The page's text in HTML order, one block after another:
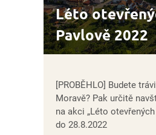
Léto
Pavlově 2022
[PROBĚHLO] Budete
Moravě? Pak určitě
na akci „Léto
do 28.8.2022